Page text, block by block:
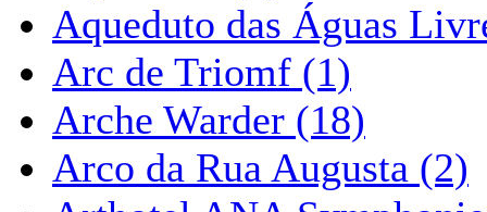
Aqueduto das Águas
Arc de Triomf (1)
Arche Warder (18)
Arco da Rua Augusta (2)